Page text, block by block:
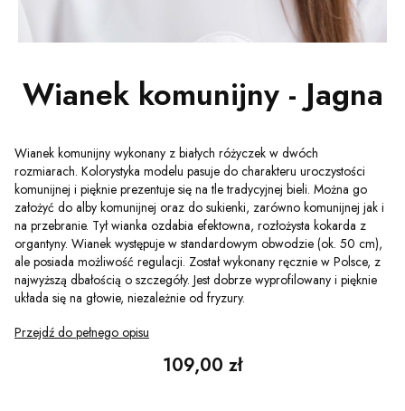
Wianek komunijny - Jagna
Wianek komunijny wykonany z białych różyczek w dwóch
rozmiarach. Kolorystyka modelu pasuje do charakteru uroczystości
komunijnej i pięknie prezentuje się na tle tradycyjnej bieli. Można go
założyć do alby komunijnej oraz do sukienki, zarówno komunijnej jak i
na przebranie. Tył wianka ozdabia efektowna, rozłożysta kokarda z
organtyny. Wianek występuje w standardowym obwodzie (ok. 50 cm),
ale posiada możliwość regulacji. Został wykonany ręcznie w Polsce, z
najwyższą dbałością o szczegóły. Jest dobrze wyprofilowany i pięknie
układa się na głowie, niezależnie od fryzury.
Przejdź do pełnego opisu
Cena
109,00 zł